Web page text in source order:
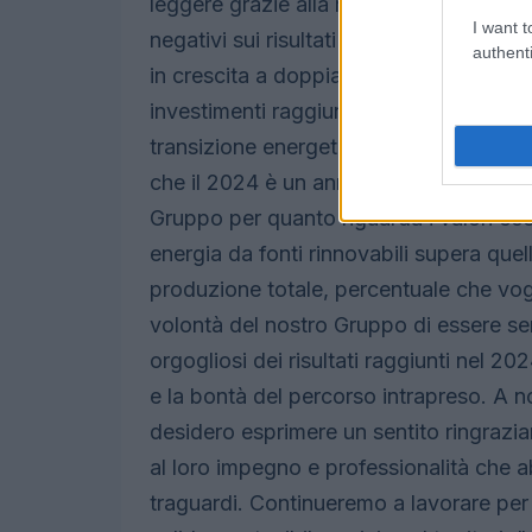
I want
negativi sui risultati economici
in crescita a doppia cifra: l’Utile netto
investimenti raggiungono quota 137
transizione energetica e creando
che il 2024 è un anno di svolta non
Gruppo per quanto riguarda i valori
energia da fonti rinnovabili supera
produzione totale, percentuale che
volontà del nostro Gruppo di essere
orgogliosi dei risultati raggiunti nel
e la bontà del percorso intrapreso. A
desidero esprimere un sentito
al loro impegno e professionalità che
traguardi. Continueremo a lavorare